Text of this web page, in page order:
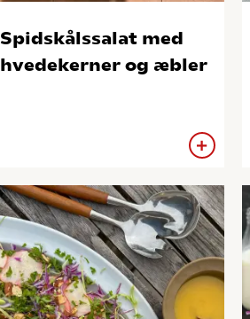
Spidskålssalat med
hvedekerner og æbler